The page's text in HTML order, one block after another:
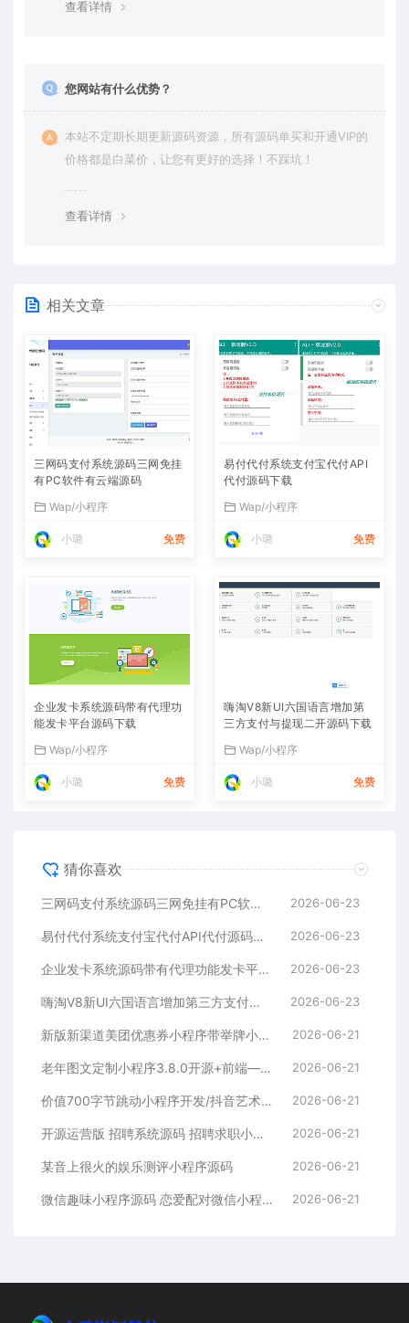
查看详情
您网站有什么优势？
本站不定期长期更新源码资源，所有源码单买和开通VIP的
价格都是白菜价，让您有更好的选择！不踩坑！
查看详情
相关文章
三网码支付系统源码三网免挂
有PC软件有云端源码
Wap/小程序
小璐 免费
易付代付系统支付宝代付API
代付源码下载
Wap/小程序
小璐 免费
企业发卡系统源码带有代理功
能发卡平台源码下载
Wap/小程序
小璐 免费
嗨淘V8新UI六国语言增加第
三方支付与提现二开源码下载
Wap/小程序
小璐 免费
猜你喜欢
三网码支付系统源码三网免挂有PC软件有云端源码 2026-06-23
易付代付系统支付宝代付API代付源码下载 2026-06-23
企业发卡系统源码带有代理功能发卡平台源码下载 2026-06-23
嗨淘V8新UI六国语言增加第三方支付与提现二开源码下载 2026-06-23
新版新渠道美团优惠券小程序带举牌小人带菜谱+流量主模式 2026-06-21
老年图文定制小程序3.8.0开源+前端—个性化定制服务 2026-06-21
价值700字节跳动小程序开发/抖音艺术签名小程序源码/艺术签名设计小程序源码 2026-06-21
开源运营版 招聘系统源码 招聘求职小程序源码 支持在线报名参加招聘 2026-06-21
某音上很火的娱乐测评小程序源码 2026-06-21
微信趣味小程序源码 恋爱配对微信小程序源码 星座男女配对微信小程序源码 2026-06-21